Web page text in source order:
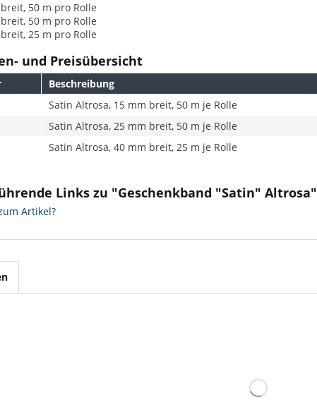
50 m pro Rolle
50 m pro Rolle
25 m pro Rolle
und Preisübersicht
Beschreibung
Satin Altrosa, 15 mm breit, 50 m je Rolle
Satin Altrosa, 25 mm breit, 50 m je Rolle
Satin Altrosa, 40 mm breit, 25 m je Rolle
Links zu "Geschenkband "Satin" Altrosa"
Artikel?